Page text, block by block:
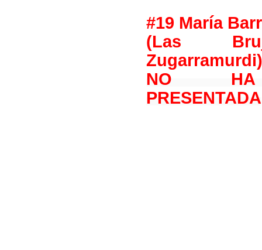
#19 María
(Las
Zugarramurdi)
NO
PRESENTADA